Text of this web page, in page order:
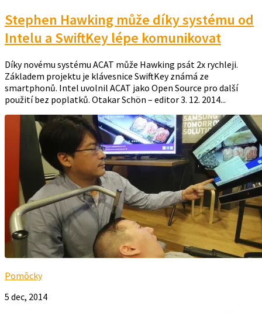
Stephen Hawking může díky systému od
Intelu a SwiftKey lépe komunikovat
Díky novému systému ACAT může Hawking psát 2x rychleji.
Základem projektu je klávesnice SwiftKey známá ze
smartphonů. Intel uvolnil ACAT jako Open Source pro další
použití bez poplatků. Otakar Schön – editor 3. 12. 2014...
Pomôcky
5 dec, 2014